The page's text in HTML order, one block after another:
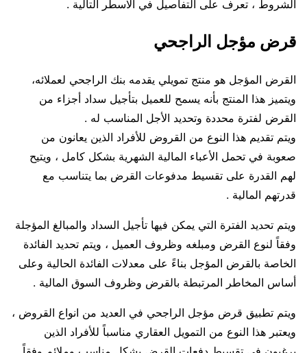
الشروط ، تعرف على التفاصيل في الاسطر التالية .
قرض مؤجل الراجحي
القرض المؤجل هو منتج تمويلي يقدمه بنك الراجحي لعملائه،
ويتميز هذا المنتج بأنه يسمح للعميل بتأجيل سداد أجزاء من
القرض لفترة محددة وتحديد الأجل المناسب له .
ويتم تقديم هذا النوع من القروض للأفراد الذين يعانون من
صعوبة في تحمل الأعباء المالية الشهرية بشكل كامل ، ويتيح
لهم القدرة على تقسيط مدفوعات القرض بما يتناسب مع
قدرتهم المالية .
ويتم تحديد الفترة التي يمكن فيها تأجيل السداد والمبالغ المؤجلة
وفقاً لنوع القرض ومبلغه وظروف العميل ، ويتم تحديد الفائدة
الخاصة بالقرض المؤجل بناءً على معدلات الفائدة الحالية وعلى
أساس المخاطر المرتبطة بالقرض وظروف السوق المالية .
ويتم تطبيق قرض مؤجل الراجحي في العديد من انواع القروض ،
ويعتبر هذا النوع من التمويل العقاري مناسباً للأفراد الذين